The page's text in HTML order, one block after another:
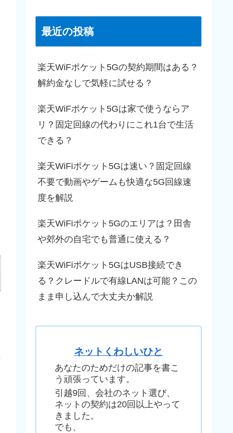
最近の投稿
楽天WiFポケット5Gの契約期間はある？
解約金なしで気軽に試せる？
楽天WiFポケット5Gは家で使うならア
リ？固定回線の代わりにこれ1台で生活
できる？
楽天WiFiポケット5Gは速い？固定回線
不要で動画やゲームも快適な5G回線速
度を解説
楽天WiFiポケット5Gのエリアは？田舎
や郊外の自宅でも普通に使える？
楽天WiFiポケット5GはUSB接続でき
る？クレードルで有線LANは可能？この
まま申し込んで大丈夫か解説
ネットくわしいひと
あなたのためだけの記事を書こ
う頑張っています。
引越9回、会社のネット選び、
ネットの契約は20回以上やって
きました。
でも、